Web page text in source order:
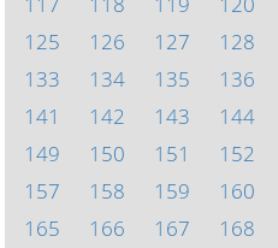
125
126 127 128
133
134 135 136
141
142 143 144
149
150 151 152
157
158 159 160
165
166 167 168